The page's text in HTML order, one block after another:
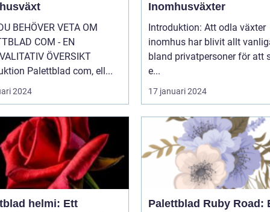
BEHÖVER VETA OM
COM - EN
ÖVERSIKT
Palettblad com, ell...
2024
Inomhusväxter
Introduktion: Att odla växter
inomhus har blivit allt
bland privatpersoner för att
e...
17 januari 2024
helmi: Ett
Palettblad Ruby Road: